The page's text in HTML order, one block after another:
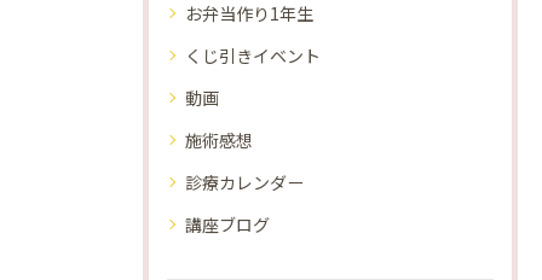
お弁当作り1年生
くじ引きイベント
動画
施術感想
診療カレンダー
講座ブログ